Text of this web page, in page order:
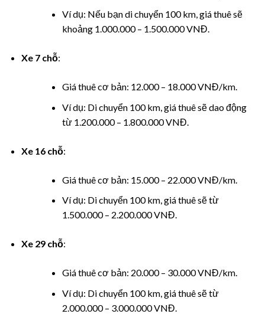
Ví dụ: Nếu bạn di chuyển 100 km, giá thuê sẽ
khoảng 1.000.000 – 1.500.000 VNĐ.
Xe 7 chỗ:
Giá thuê cơ bản: 12.000 – 18.000 VNĐ/km.
Ví dụ: Di chuyển 100 km, giá thuê sẽ dao động
từ 1.200.000 – 1.800.000 VNĐ.
Xe 16 chỗ:
Giá thuê cơ bản: 15.000 – 22.000 VNĐ/km.
Ví dụ: Di chuyển 100 km, giá thuê sẽ từ
1.500.000 – 2.200.000 VNĐ.
Xe 29 chỗ:
Giá thuê cơ bản: 20.000 – 30.000 VNĐ/km.
Ví dụ: Di chuyển 100 km, giá thuê sẽ từ
2.000.000 – 3.000.000 VNĐ.